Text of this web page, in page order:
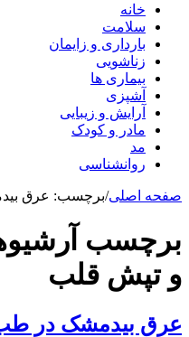
خانه
سلامت
بارداری و زایمان
زناشویی
بیماری ها
آشپزی
آرایش و زیبایی
مادر و کودک
مد
روانشناسی
صفحه اصلی/برچسب: عرق
برچسب
و تپش قلب
عرق بیدمشک در